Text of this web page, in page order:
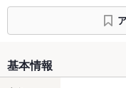
基本情報